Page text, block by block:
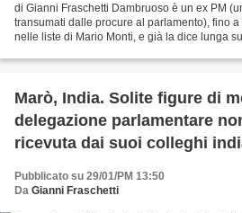
di Gianni Fraschetti Dambruoso è un ex PM
transumati dalle procure al parlamento), fino
nelle liste di Mario Monti, e già la dice lunga
Marò, India. Solite figure di
delegazione parlamentare
ricevuta dai suoi colleghi
Pubblicato su 29/01/PM 13:50
Da Gianni Fraschetti